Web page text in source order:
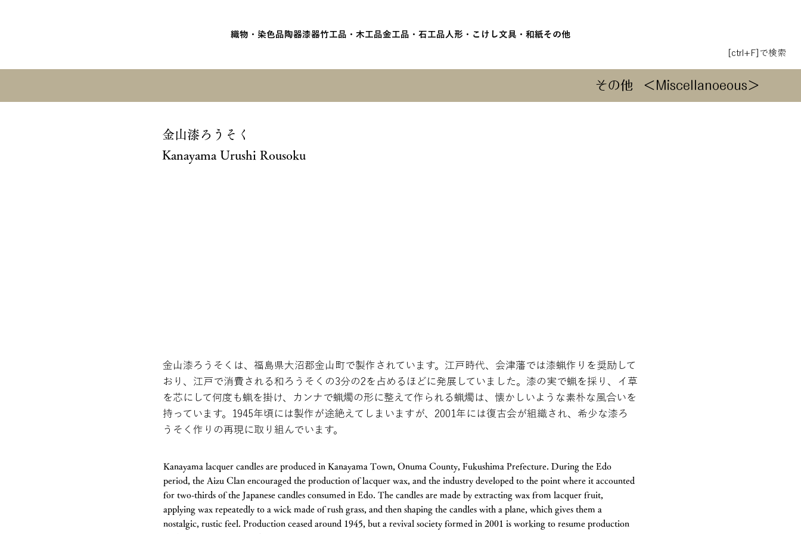
織物・染色品 陶器漆器竹工品・木工品金工品・石工品 人形・こけし 文具・和紙その他
[ctrl+F]で検索
その他 ＜Miscellanoeous＞
金山漆ろうそく
Kanayama Urushi Rousoku
金山漆ろうそくは、福島県大沼郡金山町で製作されています。江戸時代、会津藩では漆蝋作りを奨励して
おり、江戸で消費される和ろうそくの3分の2を占めるほどに発展していました。漆の実で蝋を採り、イ草
を芯にして何度も蝋を掛け、カンナで蝋燭の形に整えて作られる蝋燭は、懐かしいような素朴な風合いを
持っています。1945年頃には製作が途絶えてしまいますが、2001年には復古会が組織され、希少な漆ろ
うそく作りの再現に取り組んでいます。
Kanayama lacquer candles are produced in Kanayama Town, Onuma County, Fukushima Prefecture. During the Edo
period, the Aizu Clan encouraged the production of lacquer wax, and the industry developed to the point where it accounted
for two-thirds of the Japanese candles consumed in Edo. The candles are made by extracting wax from lacquer fruit,
applying wax repeatedly to a wick made of rush grass, and then shaping the candles with a plane, which gives them a
nostalgic, rustic feel. Production ceased around 1945, but a revival society formed in 2001 is working to resume production